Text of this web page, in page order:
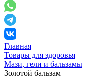
Главная
Товары для здоровья
Мази, гели и бальзамы
Золотой бальзам